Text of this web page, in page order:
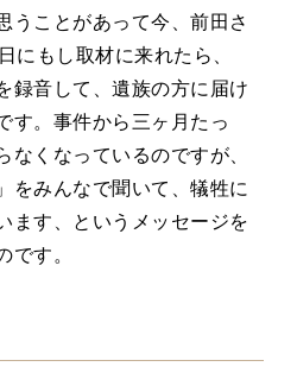
ことがあって今、前田さ
にもし取材に来れたら、
録音して、遺族の方に届け
す。事件から三ヶ月たっ
なくなっているのですが、
をみんなで聞いて、犠牲に
ます、というメッセージを
です。